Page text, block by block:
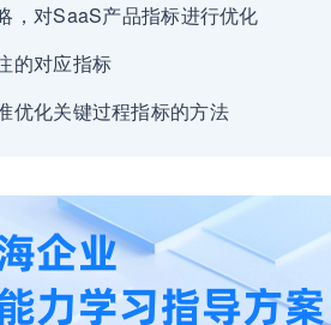
，对SaaS产品指标进行优化
的对应指标
优化关键过程指标的方法